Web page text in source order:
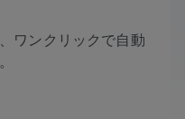
ワンクリックで自動